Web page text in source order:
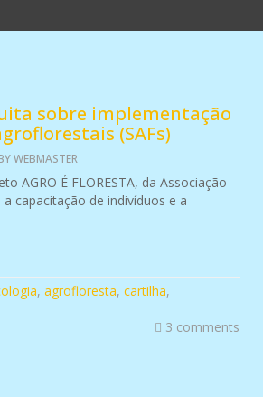
sobre implementação
(SAFs)
WEBMASTER
AGRO É FLORESTA, da Associação
a capacitação de indivíduos e a
, agrofloresta, cartilha,
3 comments